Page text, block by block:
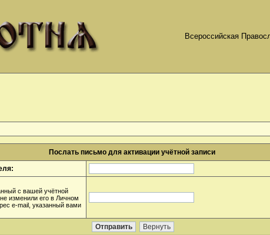
Всероссийская
Послать письмо для активации учётной записи
с вашей учётной
изменили его в Личном
e-mail, указанный вами